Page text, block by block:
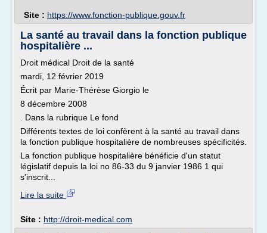
Site : https://www.fonction-publique.gouv.fr
La santé au travail dans la fonction publique
hospitalière ...
Droit médical Droit de la santé
mardi, 12 février 2019
Écrit par Marie-Thérèse Giorgio le
8 décembre 2008
. Dans la rubrique Le fond
Différents textes de loi confèrent à la santé au travail dans
la fonction publique hospitalière de nombreuses spécificités.
La fonction publique hospitalière bénéficie d'un statut
législatif depuis la loi no 86-33 du 9 janvier 1986 1 qui
s'inscrit...
Lire la suite
Site : http://droit-medical.com